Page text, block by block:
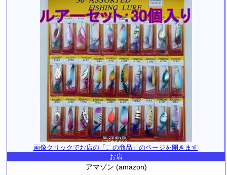
画像クリックでお店の「この商品」のページを開きます
お店
アマゾン (amazon)